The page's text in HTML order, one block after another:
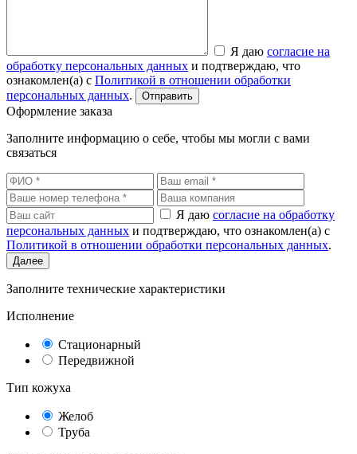
Я даю согласие на
обработку персональных данных и подтверждаю, что
ознакомлен(а) с Политикой в отношении обработки
персональных данных. Отправить
Оформление заказа
Заполните информацию о себе, чтобы мы могли с вами
связаться
Я даю согласие на обработку
персональных данных и подтверждаю, что ознакомлен(а) с
Политикой в отношении обработки персональных данных.
Далее
Заполните технические характеристики
Исполнение
Стационарный
Передвижной
Тип кожуха
Желоб
Труба